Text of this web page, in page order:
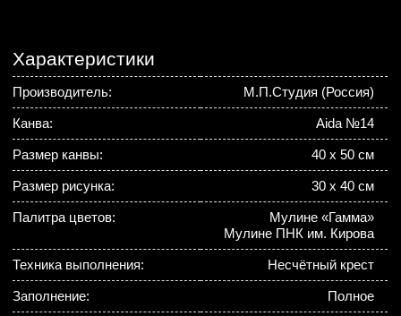
Характеристики
Производитель: М.П.Студия (Россия)
Канва: Aida №14
Размер канвы: 40 х 50 см
Размер рисунка: 30 х 40 см
Палитра цветов:
Мулине «Гамма»
Мулине ПНК им. Кирова
Техника выполнения: Несчётный крест
Заполнение: Полное